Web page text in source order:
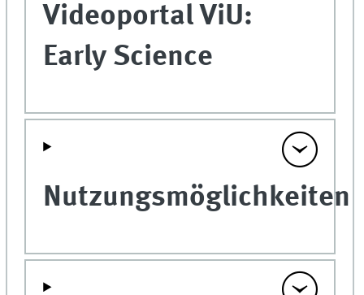
Videoportal ViU:
Early Science
Nutzungsmöglichkeiten